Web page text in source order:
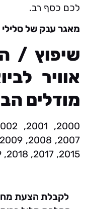
לכם כסף רב.
מאגר ענק של סלילי
שיפוץ /
אוויר
מודלים
2015, 2017, 2018, 2019, 2020, 2021
לקבלת הצעת